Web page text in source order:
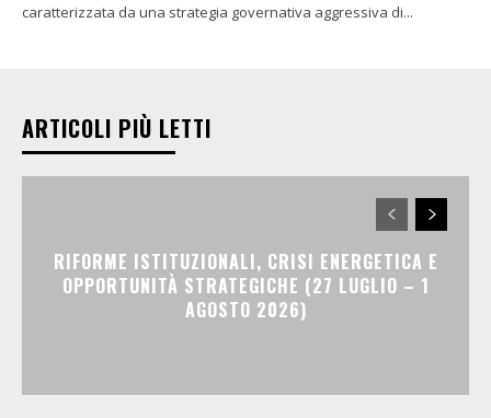
caratterizzata da una strategia governativa aggressiva di...
ARTICOLI PIÙ LETTI
RIFORME ISTITUZIONALI, CRISI ENERGETICA E
OPPORTUNITÀ STRATEGICHE (27 LUGLIO – 1
AGOSTO 2026)